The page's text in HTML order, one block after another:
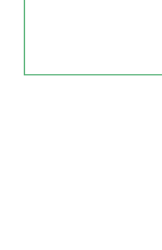
体育協会長
2022.05.22